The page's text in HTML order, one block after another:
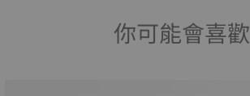
你可能會喜歡